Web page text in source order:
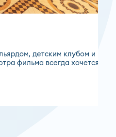
детским клубом и
фильма всегда хочется